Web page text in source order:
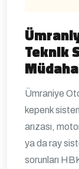
Teknik
Ümraniye
kepenk
arızası,
ya da ray
sorunları